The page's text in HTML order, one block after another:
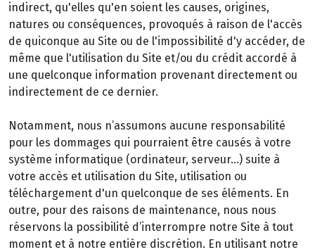
indirect, qu'elles qu'en soient les causes, origines,
natures ou conséquences, provoqués à raison de l'accès
de quiconque au Site ou de l'impossibilité d'y accéder, de
même que l'utilisation du Site et/ou du crédit accordé à
une quelconque information provenant directement ou
indirectement de ce dernier.
Notamment, nous n’assumons aucune responsabilité
pour les dommages qui pourraient être causés à votre
système informatique (ordinateur, serveur…) suite à
votre accès et utilisation du Site, utilisation ou
téléchargement d'un quelconque de ses éléments. En
outre, pour des raisons de maintenance, nous nous
réservons la possibilité d’interrompre notre Site à tout
moment et à notre entière discrétion. En utilisant notre